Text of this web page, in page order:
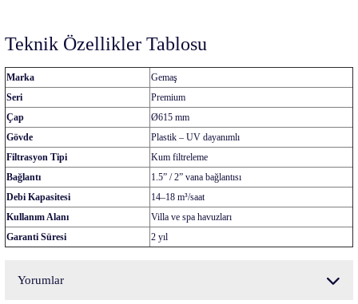
Teknik Özellikler Tablosu
Marka
Gemaş
Seri
Premium
Çap
Ø615 mm
Gövde
Plastik – UV dayanımlı
Filtrasyon Tipi
Kum filtreleme
Bağlantı
1.5” / 2” vana bağlantısı
Debi Kapasitesi
14–18 m³/saat
Kullanım Alanı
Villa ve spa havuzları
Garanti Süresi
2 yıl
Yorumlar